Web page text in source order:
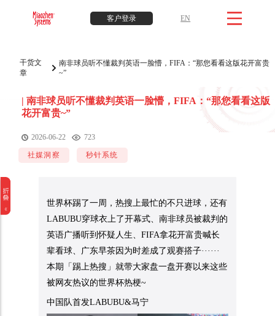
客户登录 EN
干货文
章
南非球员听不懂裁判英语一脸懵，FIFA：“那您看看这版花开富贵
~”
| 南非球员听不懂裁判英语一脸懵，FIFA：“那您看看这版
花开富贵~”
2026-06-22 723
社媒洞察 秒针系统
世界杯踢了一周，热搜上最忙的不只进球，还有
LABUBU穿球衣上了开幕式、南非球员被裁判的
英语广播听到怀疑人生、FIFA拿花开富贵喊长
辈看球、广东早茶因为时差成了观赛搭子······
本期「踢上热搜」就带大家盘一盘开赛以来这些
被网友热议的世界杯热梗~
中国队首发LABUBU&马宁